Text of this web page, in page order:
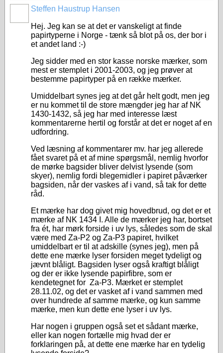
Steffen Haustrup Hansen
Hej. Jeg kan se at det er vanskeligt at finde
papirtyperne i Norge - tænk så blot på os, der bor i
et andet land :-)
Jeg sidder med en stor kasse norske mærker, som
mest er stemplet i 2001-2003, og jeg prøver at
bestemme papirtyper på en række mærker.
Umiddelbart synes jeg at det går helt godt, men jeg
er nu kommet til de store mængder jeg har af NK
1430-1432, så jeg har med interesse læst
kommentarerne hertil og forstår at det er noget af en
udfordring.
Ved læsning af kommentarer mv. har jeg allerede
fået svaret på et af mine spørgsmål, nemlig hvorfor
de mørke bagsider bliver delvist lysende (som
skyer), nemlig fordi blegemidler i papiret påværker
bagsiden, når der vaskes af i vand, så tak for dette
råd.
Et mærke har dog givet mig hovedbrud, og det er et
mærke af NK 1434 I. Alle de mærker jeg har, bortset
fra ét, har mørk forside i uv lys, således som de skal
være med Za-P2 og Za-P3 papiret, hvilket
umiddelbart er til at adskille (synes jeg), men på
dette ene mærke lyser forsiden meget tydeligt og
jævnt blåligt. Bagsiden lyser også kraftigt blåligt
og der er ikke lysende papirfibre, som er
kendetegnet for Za-P3. Mærket er stemplet
28.11.02, og det er vasket af i vand sammen med
over hundrede af samme mærke, og kun samme
mærke, men kun dette ene lyser i uv lys.
Har nogen i gruppen også set et sådant mærke,
eller kan nogen fortælle mig hvad der er
forklaringen på, at dette ene mærke har en tydelig